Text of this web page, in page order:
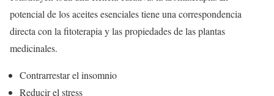
potencial de los aceites esenciales tiene una correspondencia
directa con la fitoterapia y las propiedades de las plantas
medicinales.
Contrarrestar el insomnio
Reducir el stress